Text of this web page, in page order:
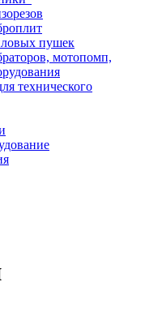
пушек
мотопомп,
технического